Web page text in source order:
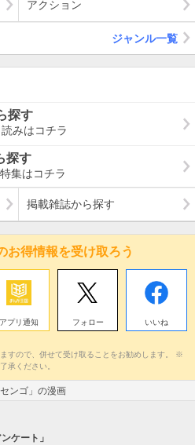
アクション
ジャンル一覧
探す
みはコチラ
探す
集はコチラ
掲載雑誌から探す
お得情報を受け取ろう
アプリ通知 フォロー いいね
すので、併せて受け取ることをお勧めします。 ※
承ください。
センゴ」の漫画
ケート」